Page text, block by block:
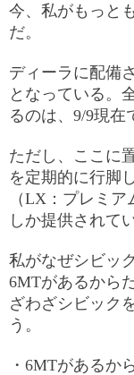
今、私がもっと
だ。
ディーラに配備
となっている。
るのは、9/9現在
ただし、ここに
を定期的に行脚
（LX：プレミ
しか提供されて
私がなぜシビッ
6MTがあるから
ざわざシビック
う。
・6MTがあるか